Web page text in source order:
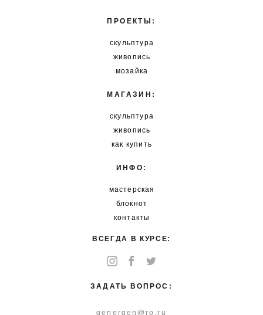
ПРОЕКТЫ:
скульптура
живопись
мозайка
МАГАЗИН:
скульптура
живопись
как купить
ИНФО:
мастерская
блокнот
контакты
ВСЕГДА В КУРСЕ:
ЗАДАТЬ ВОПРОС:
genergen@ro.ru